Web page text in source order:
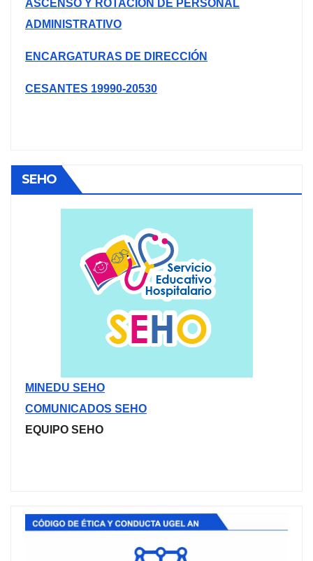
ASCENSO Y ROTACIÓN DE PERSONAL
ADMINISTRATIVO
ENCARGATURAS DE DIRECCIÓN
CESANTES 19990-20530
SEHO
MINEDU SEHO
COMUNICADOS SEHO
EQUIPO SEHO